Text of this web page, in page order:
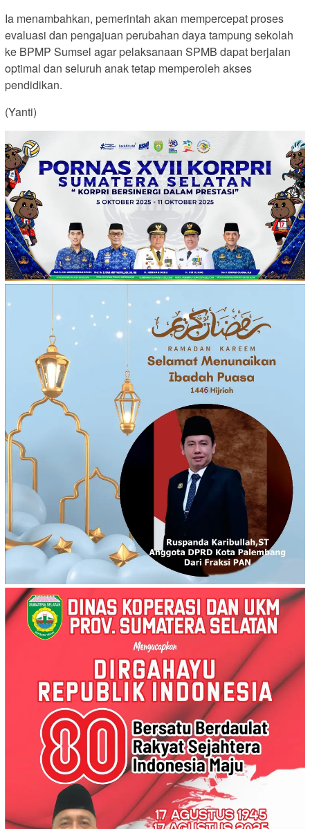
Ia menambahkan, pemerintah akan mempercepat proses
evaluasi dan pengajuan perubahan daya tampung sekolah
ke BPMP Sumsel agar pelaksanaan SPMB dapat berjalan
optimal dan seluruh anak tetap memperoleh akses
pendidikan.
(Yanti)